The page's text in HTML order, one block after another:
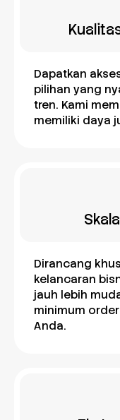
Dapatkan
pilihan yang
tren. Kami
memiliki daya
Dirancang
kelancaran
jauh lebih
minimum
Anda.